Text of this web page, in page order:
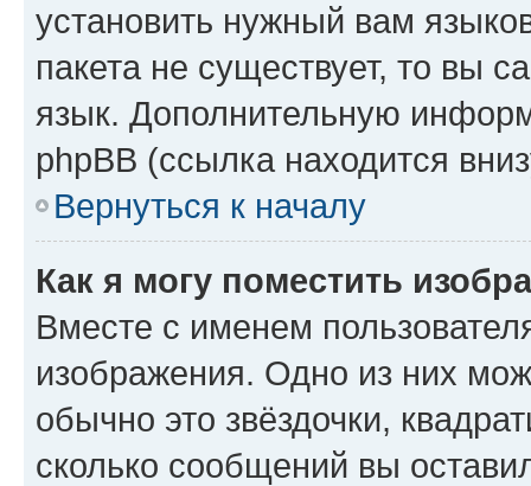
установить нужный вам
пакета не существует, то вы
язык. Дополнительную
phpBB (ссылка находится
Вернуться к началу
Как я могу поместить
Вместе с именем
изображения. Одно из них
обычно это звёздочки,
сколько сообщений вы